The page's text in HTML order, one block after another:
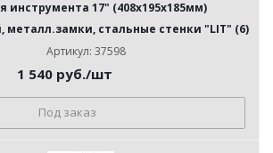
инструмента 17" (408х195х185мм)
металл.замки, стальные стенки "LIT" (6)
Артикул: 37598
1 540руб./шт
Под заказ